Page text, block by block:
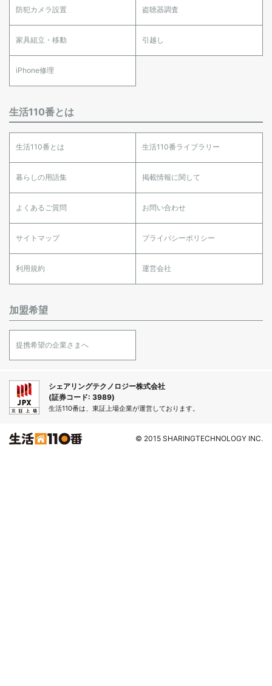
防犯カメラ設置 盗聴器調査
家具組立・移動 引越し
iPhone修理
生活110番とは
生活110番とは 生活110番ライブラリー
暮らしの用語集 掲載情報に関して
よくあるご質問 お問い合わせ
サイトマップ プライバシーポリシー
利用規約 運営会社
加盟希望
提携希望の企業さまへ
シェアリングテクノロジー株式会社
(証券コード: 3989)
生活110番は、東証上場企業が運営しております。
© 2015 SHARINGTECHNOLOGY INC.